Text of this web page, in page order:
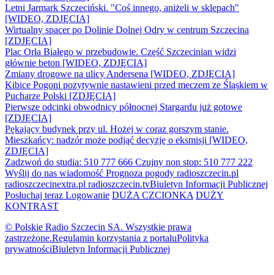
Letni Jarmark Szczeciński. "Coś innego, aniżeli w sklepach"
[WIDEO, ZDJĘCIA]
Wirtualny spacer po Dolinie Dolnej Odry w centrum Szczecina
[ZDJĘCIA]
Plac Orła Białego w przebudowie. Część Szczecinian widzi
głównie beton [WIDEO, ZDJĘCIA]
Zmiany drogowe na ulicy Andersena [WIDEO, ZDJĘCIA]
Kibice Pogoni pozytywnie nastawieni przed meczem ze Śląskiem w
Pucharze Polski [ZDJĘCIA]
Pierwsze odcinki obwodnicy północnej Stargardu już gotowe
[ZDJĘCIA]
Pękający budynek przy ul. Hożej w coraz gorszym stanie.
Mieszkańcy: nadzór może podjąć decyzję o eksmisji [WIDEO,
ZDJĘCIA]
Zadzwoń do studia: 510 777 666 Czujny non stop: 510 777 222
Wyślij do nas wiadomość Prognoza pogody radioszczecin.pl
radioszczecinextra.pl radioszczecin.tvBiuletyn Informacji Publicznej
Posłuchaj teraz Logowanie DUŻA CZCIONKA DUŻY
KONTRAST
© Polskie Radio Szczecin SA. Wszystkie prawa
zastrzeżone.Regulamin korzystania z portaluPolityka
prywatnościBiuletyn Informacji Publicznej